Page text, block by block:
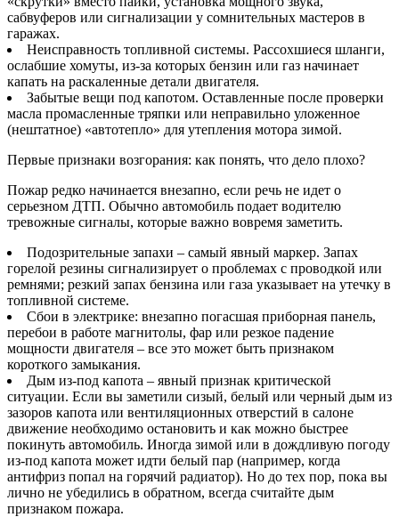
сабвуферов или сигнализации у сомнительных мастеров в
гаражах.
Неисправность топливной системы. Рассохшиеся шланги,
ослабшие хомуты, из-за которых бензин или газ начинает
капать на раскаленные детали двигателя.
Забытые вещи под капотом. Оставленные после проверки
масла промасленные тряпки или неправильно уложенное
(нештатное) «автотепло» для утепления мотора зимой.
Первые признаки возгорания: как понять, что дело плохо?
Пожар редко начинается внезапно, если речь не идет о
серьезном ДТП. Обычно автомобиль подает водителю
тревожные сигналы, которые важно вовремя заметить.
Подозрительные запахи – самый явный маркер. Запах
горелой резины сигнализирует о проблемах с проводкой или
ремнями; резкий запах бензина или газа указывает на утечку в
топливной системе.
Сбои в электрике: внезапно погасшая приборная панель,
перебои в работе магнитолы, фар или резкое падение
мощности двигателя – все это может быть признаком
короткого замыкания.
Дым из-под капота – явный признак критической
ситуации. Если вы заметили сизый, белый или черный дым из
зазоров капота или вентиляционных отверстий в салоне
движение необходимо остановить и как можно быстрее
покинуть автомобиль. Иногда зимой или в дождливую погоду
из-под капота может идти белый пар (например, когда
антифриз попал на горячий радиатор). Но до тех пор, пока вы
лично не убедились в обратном, всегда считайте дым
признаком пожара.